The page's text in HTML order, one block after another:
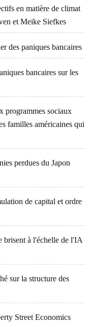
en matière de climat
et Meike Siefkes
des paniques bancaires
bancaires sur les
programmes sociaux
familles américaines qui
perdues du Japon
de capital et ordre
brisent à l'échelle de l'IA
sur la structure des
Street Economics